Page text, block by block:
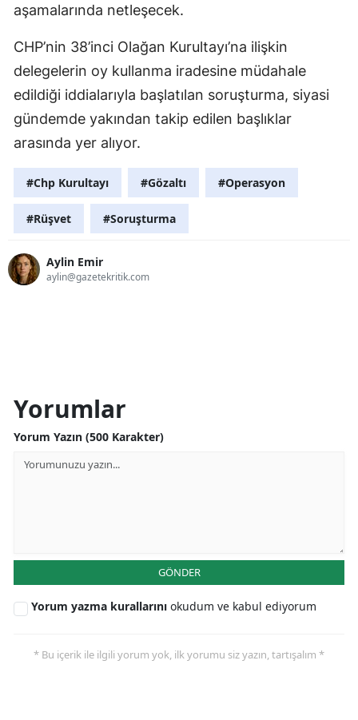
aşamalarında netleşecek.
CHP’nin 38’inci Olağan Kurultayı’na ilişkin
delegelerin oy kullanma iradesine müdahale
edildiği iddialarıyla başlatılan soruşturma, siyasi
gündemde yakından takip edilen başlıklar
arasında yer alıyor.
#Chp Kurultayı #Gözaltı #Operasyon
#Rüşvet #Soruşturma
Aylin Emir
aylin@gazetekritik.com
Yorumlar
Yorum Yazın (500 Karakter)
GÖNDER
Yorum yazma kurallarını okudum ve kabul ediyorum
* Bu içerik ile ilgili yorum yok, ilk yorumu siz yazın, tartışalım *